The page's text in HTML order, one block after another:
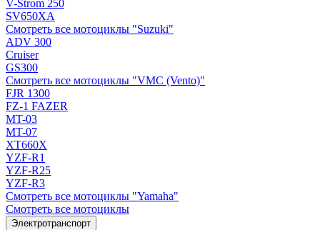
V-Strom 250
SV650XA
Смотреть все мотоциклы "Suzuki"
ADV 300
Cruiser
GS300
Смотреть все мотоциклы "VMC (Vento)"
FJR 1300
FZ-1 FAZER
MT-03
MT-07
XT660X
YZF-R1
YZF-R25
YZF-R3
Смотреть все мотоциклы "Yamaha"
Смотреть все мотоциклы
Электротранспорт